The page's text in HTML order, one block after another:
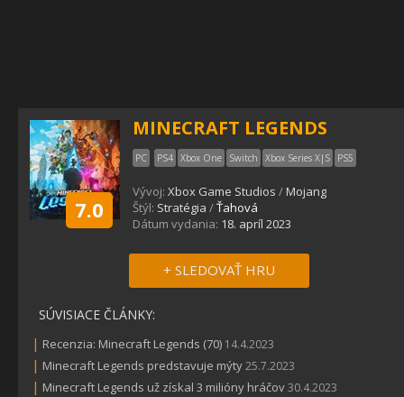
7.0
MINECRAFT LEGENDS
PC PS4 Xbox One Switch Xbox Series X|S PS5
Vývoj: Xbox Game Studios /Mojang
Štýl: Stratégia /Ťahová
Dátum vydania: 18. apríl 2023
+ SLEDOVAŤ HRU
SÚVISIACE ČLÁNKY:
| Recenzia: Minecraft Legends (70) 14.4.2023
| Minecraft Legends predstavuje mýty25.7.2023
| Minecraft Legends už získal 3 milióny hráčov30.4.2023